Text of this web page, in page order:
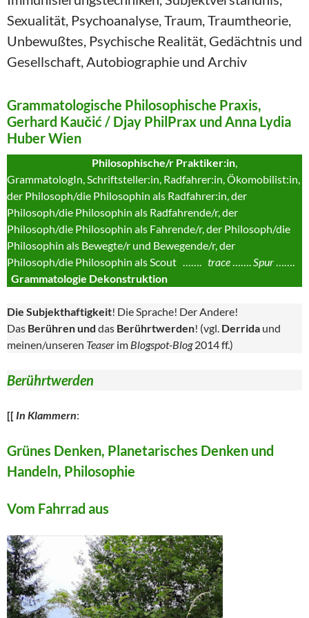
Sexualität, Psychoanalyse, Traum, Traumtheorie,
Unbewußtes, Psychische Realität, Gedächtnis und
Gesellschaft, Autobiographie und Archiv
Grammatologische Philosophische Praxis,
Gerhard Kaučić / Djay PhilPrax und Anna Lydia
Huber Wien
Philosophische/r Praktiker:in
GrammatologIn, Schriftsteller:in, Radfahrer:in, Ökomobilist:in,
der Philosoph/die Philosophin als Radfahrer:in, der
Philosoph/die Philosophin als Radfahrende/r, der
Philosoph/die Philosophin als Fahrende/r, der Philosoph/die
Philosophin als Bewegte/r und Bewegende/r, der
Philosoph/die Philosophin als Scout ……. trace Spur
Grammatologie Dekonstruktion
Die Subjekthaftigkeit! Die Sprache! Der Andere!
Das Berühren und das Berührtwerden! (vgl. Derrida und
meinen/unseren Teaser im Blogspot-Blog2014 ff.)
Berührtwerden
[[ In Klammern:
Grünes Denken, Planetarisches Denken und
Handeln, Philosophie
Vom Fahrrad aus